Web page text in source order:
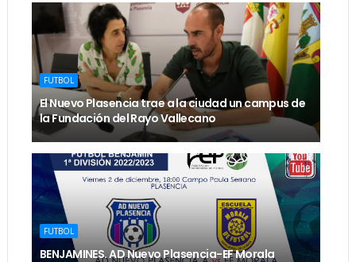
FUTBOL
El Nuevo Plasencia trae a la ciudad un campus de
la Fundación del Rayo Vallecano
FUTBOL
BENJAMINES. AD Nuevo Plasencia-EF Morala